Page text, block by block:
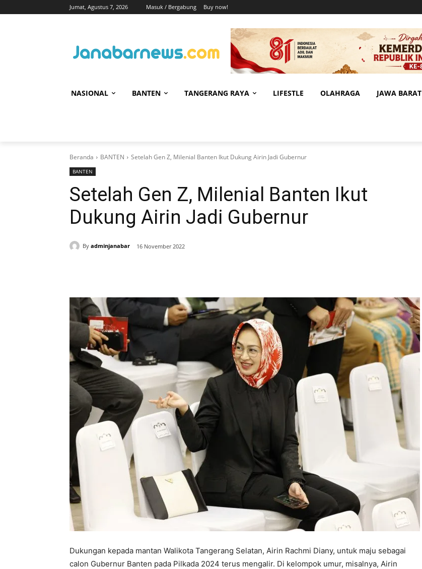
Jumat, Agustus 7, 2026 Masuk / Bergabung Buy now!
NASIONAL BANTEN TANGERANG RAYA LIFESTLE OLAHRAGA JAWA BARAT
Beranda BANTEN Setelah Gen Z, Milenial Banten Ikut Dukung Airin Jadi Gubernur
BANTEN
Setelah Gen Z, Milenial Banten Ikut
Dukung Airin Jadi Gubernur
By adminjanabar 16 November 2022
Dukungan kepada mantan Walikota Tangerang Selatan, Airin Rachmi Diany, untuk maju sebagai
calon Gubernur Banten pada Pilkada 2024 terus mengalir. Di kelompok umur, misalnya, Airin